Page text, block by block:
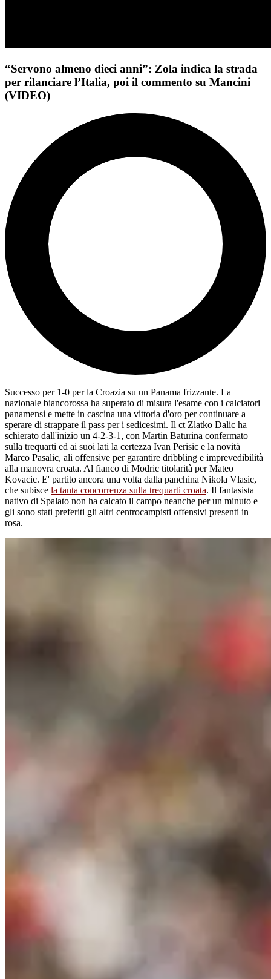
“Servono almeno dieci anni”: Zola indica la strada
per rilanciare l’Italia, poi il commento su Mancini
(VIDEO)
Successo per 1-0 per la Croazia su un Panama frizzante. La
nazionale biancorossa ha superato di misura l'esame con i calciatori
panamensi e mette in cascina una vittoria d'oro per continuare a
sperare di strappare il pass per i sedicesimi. Il ct Zlatko Dalic ha
schierato dall'inizio un 4-2-3-1, con Martin Baturina confermato
sulla trequarti ed ai suoi lati la certezza Ivan Perisic e la novità
Marco Pasalic, ali offensive per garantire dribbling e imprevedibilità
alla manovra croata. Al fianco di Modric titolarità per Mateo
Kovacic. E' partito ancora una volta dalla panchina Nikola Vlasic,
che subisce la tanta concorrenza sulla trequarti croata. Il fantasista
nativo di Spalato non ha calcato il campo neanche per un minuto e
gli sono stati preferiti gli altri centrocampisti offensivi presenti in
rosa.